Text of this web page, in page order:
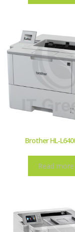
Brother HL-
Read more